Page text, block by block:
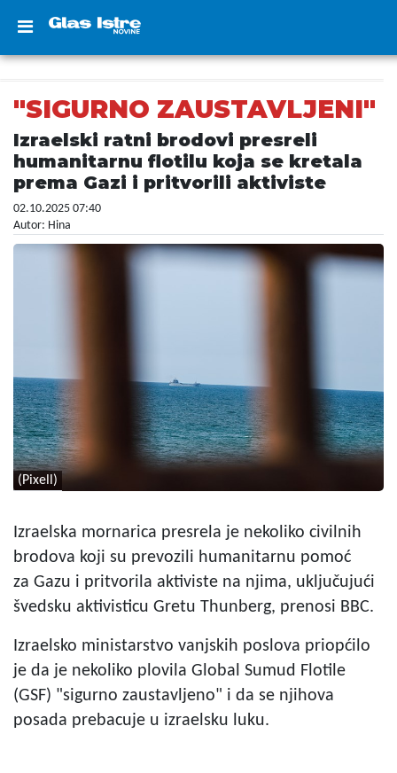
"SIGURNO ZAUSTAVLJENI"
Izraelski ratni brodovi presreli
humanitarnu flotilu koja se kretala
prema Gazi i pritvorili aktiviste
02.10.2025 07:40
Autor: Hina
(Pixell)
Izraelska mornarica presrela je nekoliko civilnih
brodova koji su prevozili humanitarnu pomoć
za Gazu i pritvorila aktiviste na njima, uključujući
švedsku aktivisticu Gretu Thunberg, prenosi BBC.
Izraelsko ministarstvo vanjskih poslova priopćilo
je da je nekoliko plovila Global Sumud Flotile
(GSF) "sigurno zaustavljeno" i da se njihova
posada prebacuje u izraelsku luku.